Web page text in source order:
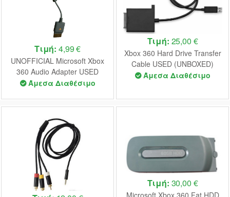
Τιμή: 4,99 €
UNOFFICIAL Microsoft Xbox
360 Audio Adapter USED
(UNBOXED)
Άμεσα Διαθέσιμο
Τιμή: 25,00 €
Xbox 360 Hard Drive Transfer
Cable USED (UNBOXED)
Άμεσα Διαθέσιμο
Τιμή: 30,00 €
Microsoft Xbox 360 Fat HDD